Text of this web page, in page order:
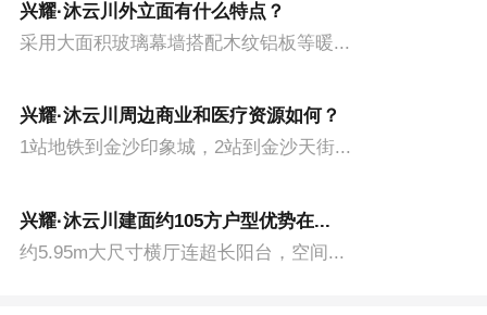
兴耀·沐云川外立面有什么特点？
采用大面积玻璃幕墙搭配木纹铝板等暖...
兴耀·沐云川周边商业和医疗资源如何？
1站地铁到金沙印象城，2站到金沙天街...
兴耀·沐云川建面约105方户型优势在...
约5.95m大尺寸横厅连超长阳台，空间...